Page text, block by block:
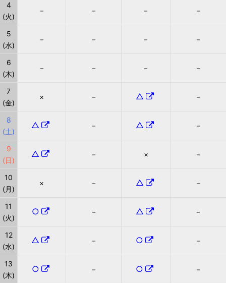
4
(火)
－ － － －
5
(水)
－ － － －
6
(木)
－ － － －
7
(金)
× － △ －
8
(土)
△ － △ －
9
(日)
△ － × －
10
(月)
× － △ －
11
(火)
○ － △ －
12
(水)
△ － ○ －
13
(木)
○ － ○ －